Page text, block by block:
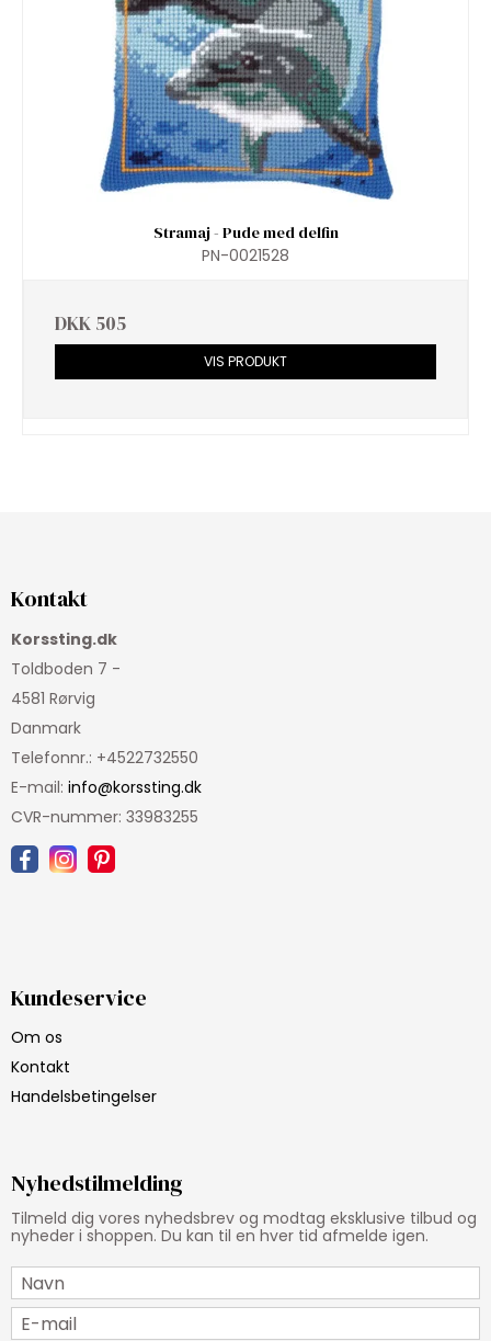
Stramaj - Pude med delfin
PN-0021528
DKK 505
VIS PRODUKT
Kontakt
Korssting.dk
Toldboden 7 -
4581 Rørvig
Danmark
Telefonnr.: +4522732550
E-mail: info@korssting.dk
CVR-nummer: 33983255
Kundeservice
Om os
Kontakt
Handelsbetingelser
Nyhedstilmelding
Tilmeld dig vores nyhedsbrev og modtag eksklusive tilbud og
nyheder i shoppen. Du kan til en hver tid afmelde igen.